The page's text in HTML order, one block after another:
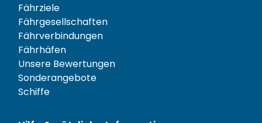
Fährziele
Fährgesellschaften
Fährverbindungen
Fährhäfen
Unsere Bewertungen
Sonderangebote
Schiffe